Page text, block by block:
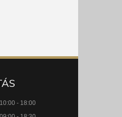
10:00 - 18:00